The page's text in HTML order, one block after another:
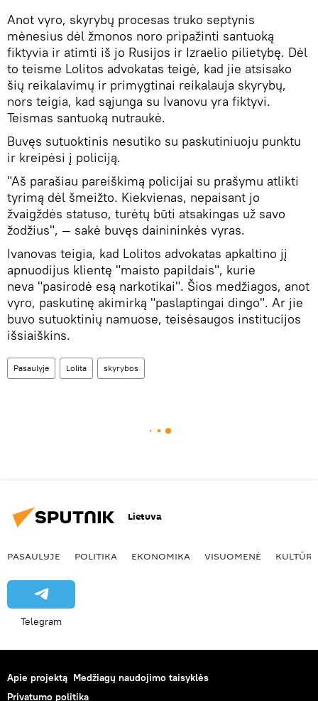
Anot vyro, skyrybų procesas truko septynis
mėnesius dėl žmonos noro pripažinti santuoką
fiktyvia ir atimti iš jo Rusijos ir Izraelio pilietybę. Dėl
to teisme Lolitos advokatas teigė, kad jie atsisako
šių reikalavimų ir primygtinai reikalauja skyrybų,
nors teigia, kad sąjunga su Ivanovu yra fiktyvi.
Teismas santuoką nutraukė.
Buvęs sutuoktinis nesutiko su paskutiniuoju punktu
ir kreipėsi į policiją.
"Aš parašiau pareiškimą policijai su prašymu atlikti
tyrimą dėl šmeižto. Kiekvienas, nepaisant jo
žvaigždės statuso, turėtų būti atsakingas už savo
žodžius", — sakė buvęs dainininkės vyras.
Ivanovas teigia, kad Lolitos advokatas apkaltino jį
apnuodijus klientę "maisto papildais", kurie
neva "pasirodė esą narkotikai". Šios medžiagos, anot
vyro, paskutinę akimirką "paslaptingai dingo". Ar jie
buvo sutuoktinių namuose, teisėsaugos institucijos
išsiaiškins.
Pasaulyje Lolita skyrybos
Lietuva
PASAULYJE POLITIKA EKONOMIKA VISUOMENĖ KULTŪRA
Telegram
Apie projektą Medžiagų naudojimo taisyklės
Privatumo politika